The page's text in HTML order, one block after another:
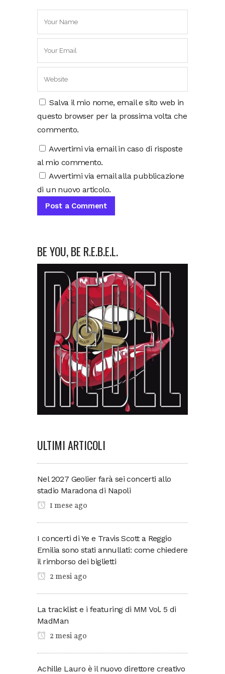
Salva il mio nome, email e sito web in
questo browser per la prossima volta che
commento.
Avvertimi via email in caso di risposte
al mio commento.
Avvertimi via email alla pubblicazione
di un nuovo articolo.
BE YOU, BE R.E.B.E.L.
ULTIMI ARTICOLI
Nel 2027 Geolier farà sei concerti allo
stadio Maradona di Napoli
1 mese ago
I concerti di Ye e Travis Scott a Reggio
Emilia sono stati annullati: come chiedere
il rimborso dei biglietti
2 mesi ago
La tracklist e i featuring di MM Vol. 5 di
MadMan
2 mesi ago
Achille Lauro è il nuovo direttore creativo